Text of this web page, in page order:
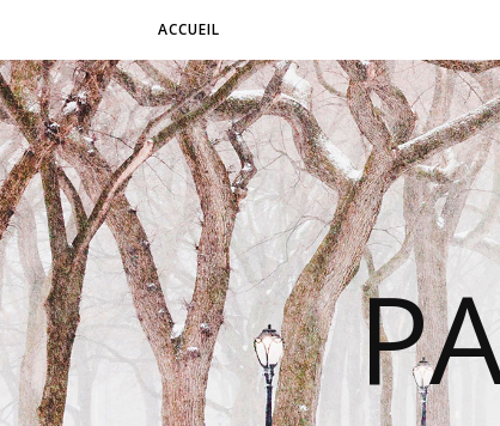
ACCUEIL